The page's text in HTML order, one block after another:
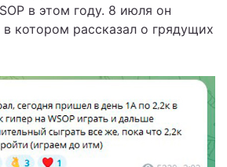
в этом году. 8 июля он
в котором рассказал о грядущих